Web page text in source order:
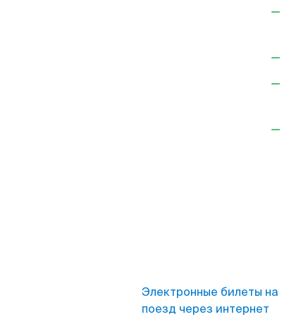
Электронные билеты на
поезд через интернет